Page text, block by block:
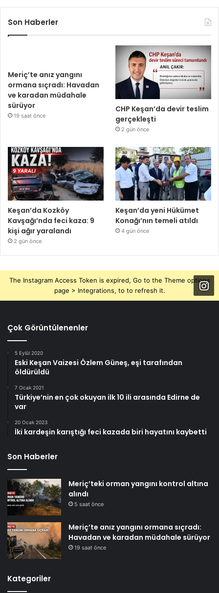
Son Haberler
Meriç’te anız yangını
ormana sıçradı: Havadan
ve karadan müdahale
sürüyor
19 saat önce
CHP Keşan’da devir teslim
gerçekleşti
2 gün önce
Keşan’da Kozköy
Kavşağı’nda feci kaza: 9
kişi ağır yaralandı
2 gün önce
Keşan’da yeni Hükümet
Konağı’nın temeli atıldı
4 gün önce
The Instagram Access Token is expired, Go to the Theme options
page > Integrations, to to refresh it.
Çok Görüntülenenler
5 Eylül 2020
Eski Keşan Vaizesi Özlem Güneş, eşi tarafından
öldürüldü
7 Ocak 2021
Türkiye’nin en çok okuyan ilk 10 ili arasında Edirne de
var
20 Ocak 2023
İki kardeşin karıştığı feci kazada biri hayatını kaybetti
Son Haberler
Meriç’teki orman yangını kontrol altına
alındı
5 saat önce
Meriç’te anız yangını ormana sıçradı:
Havadan ve karadan müdahale sürüyor
19 saat önce
Kategoriler